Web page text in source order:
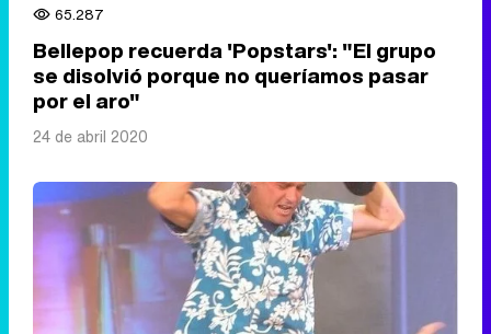
65.287
Bellepop recuerda 'Popstars': "El grupo
se disolvió porque no queríamos pasar
por el aro"
24 de abril 2020